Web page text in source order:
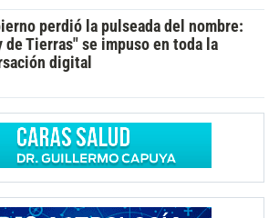
perdió la pulseada del nombre:
de Tierras" se impuso en toda la
digital